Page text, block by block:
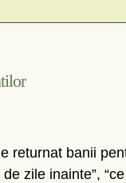
returnat banii
zile inainte”,